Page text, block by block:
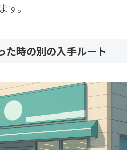
。
た時の別の入手ルート